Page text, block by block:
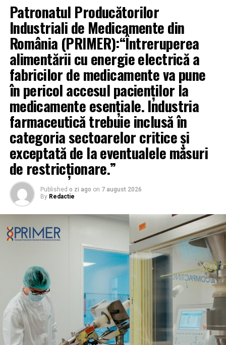
Patronatul Producătorilor
Industriali de Medicamente din
România (PRIMER):“Întreruperea
alimentării cu energie electrică a
fabricilor de medicamente va pune
în pericol accesul pacienților la
medicamente esențiale. Industria
farmaceutică trebuie inclusă în
categoria sectoarelor critice și
exceptată de la eventualele măsuri
de restricționare.”
Published o zi ago on 7 august 2026
By Redactie